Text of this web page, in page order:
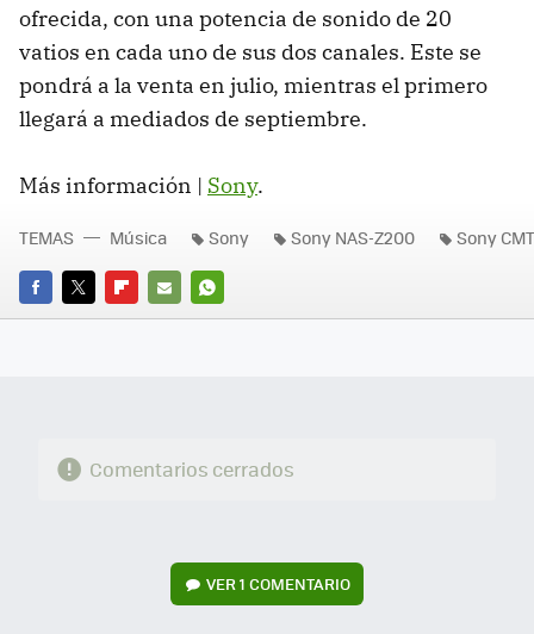
ofrecida, con una potencia de sonido de 20
vatios en cada uno de sus dos canales. Este se
pondrá a la venta en julio, mientras el primero
llegará a mediados de septiembre.
Más información | Sony.
FACEBOOK
TWITTERFLIPBOARD
E-
WHATSAPP
TEMAS Música Sony Sony NAS-Z200 Sony
Comentarios cerrados
VER1 COMENTARIO